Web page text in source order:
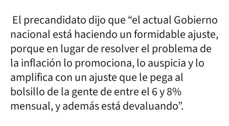
El precandidato dijo que “el actual Gobierno
nacional está haciendo un formidable ajuste,
porque en lugar de resolver el problema de
la inflación lo promociona, lo auspicia y lo
amplifica con un ajuste que le pega al
bolsillo de la gente de entre el 6 y 8%
mensual, y además está devaluando”.